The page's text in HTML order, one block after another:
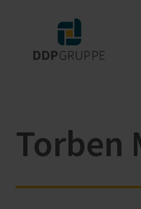
Torben